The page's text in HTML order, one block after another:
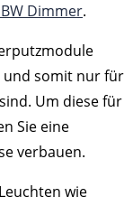
Dimmer.
und somit nur für
Um diese für
Sie eine
verbauen.
wie